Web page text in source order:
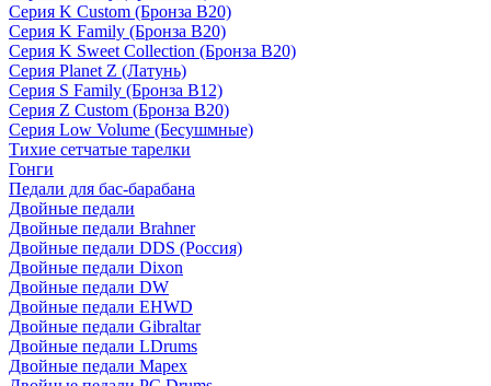
Серия K Custom (Бронза B20)
Серия K Family (Бронза B20)
Серия K Sweet Collection (Бронза B20)
Серия Planet Z (Латунь)
Серия S Family (Бронза B12)
Серия Z Custom (Бронза B20)
Серия Low Volume (Бесушмные)
Тихие сетчатые тарелки
Гонги
Педали для бас-барабана
Двойные педали
Двойные педали Brahner
Двойные педали DDS (Россия)
Двойные педали Dixon
Двойные педали DW
Двойные педали EHWD
Двойные педали Gibraltar
Двойные педали LDrums
Двойные педали Mapex